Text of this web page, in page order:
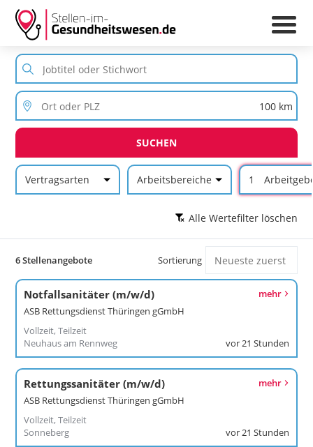
SUCHEN
Vertragsarten Arbeitsbereiche 1
Alle Wertefilter löschen
6 Stellenangebote Sortierung
Notfallsanitäter (m/w/d)
ASB Rettungsdienst Thüringen gGmbH
Vollzeit, Teilzeit
Neuhaus am Rennweg
mehr
vor 21 Stunden
Rettungssanitäter (m/w/d)
ASB Rettungsdienst Thüringen gGmbH
Vollzeit, Teilzeit
Sonneberg
mehr
vor 21 Stunden